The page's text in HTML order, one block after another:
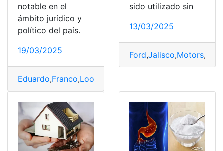
notable en el
ámbito jurídico y
político del país.
19/03/2025
Eduardo,Franco,Loor
sido utilizado sin
13/03/2025
Ford,Jalisco,Motors,